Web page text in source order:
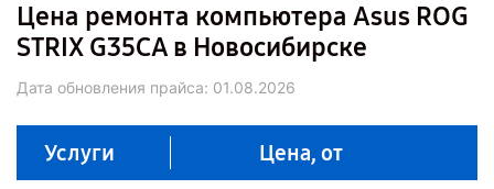
Цена ремонта компьютера Asus ROG
STRIX G35CA в Новосибирске
Дата обновления прайса: 01.08.2026
Услуги Цена, от